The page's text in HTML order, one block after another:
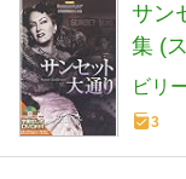
サン
集 (
ビリ
3